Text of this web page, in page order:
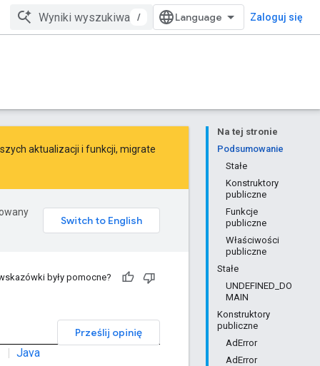
/ Zaloguj się
Na tej stronie
Podsumowanie
Stałe
Konstruktory
publiczne
Funkcje
publiczne
Właściwości
publiczne
Stałe
UNDEFINED_DO
MAIN
Konstruktory
publiczne
AdError
AdError
aktualizacji i funkcji, migrate
były pomocne?
Prześlij opinię
| Java